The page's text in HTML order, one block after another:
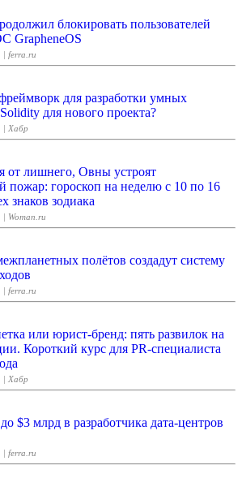
блокировать пользователей
GrapheneOS
| ferra.ru
для разработки умных
для нового проекта?
| Хабр
от лишнего, Овны устроят
пожар: гороскоп на неделю с 10 по 16
знаков зодиака
| Woman.ru
полётов создадут систему
| ferra.ru
или юрист-бренд: пять развилок на
Короткий курс для PR-специалиста
| Хабр
$3 млрд в разработчика дата-центров
| ferra.ru